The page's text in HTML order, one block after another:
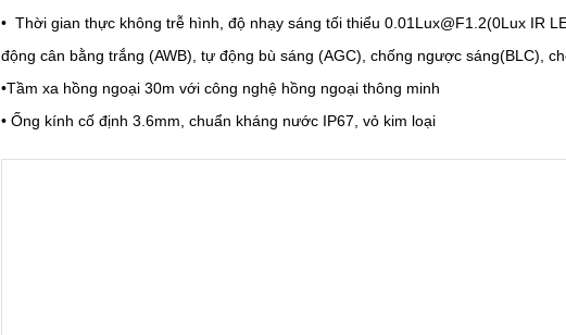
• Thời gian thực không trễ hình, độ nhạy sáng tối thiểu 0.01Lux@F1.2(0Lux IR
động cân bằng trắng (AWB), tự động bù sáng (AGC), chống ngược sáng(BLC),
•Tầm xa hồng ngoại 30m với công nghệ hồng ngoại thông minh
• Ống kính cố định 3.6mm, chuẩn kháng nước IP67, vỏ kim loại